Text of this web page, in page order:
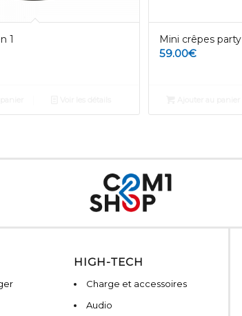
1 Mini crêpes party
59.00€
HIGH-TECH
Charge et accessoires
Audio